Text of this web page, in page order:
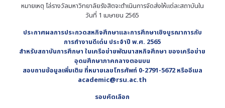
หมายเหตุ โล่รางวัลมหาวิทยาลัยรังสิตจะดำเนินการจัดส่งให้แต่ละสถาบันใน
วันที่ 1 เมษายน 2565
ประกาศผลการประกวดสหกิจศึกษาและการศึกษาเชิงบูรณาการกับ
การทำงานดีเด่น ประจำปี พ.ศ. 2565
สำหรับสถาบันการศึกษา ในเครือข่ายพัฒนาสหกิจศึกษา ของเครือข่าย
อุดมศึกษาภาคกลางตอนบน
สอบถามข้อมูลเพิ่มเติม ที่หมายเลขโทรศัพท์ 0-2791-5672 หรืออีเมล
academic@rsu.ac.th
รอบคัดเลือก